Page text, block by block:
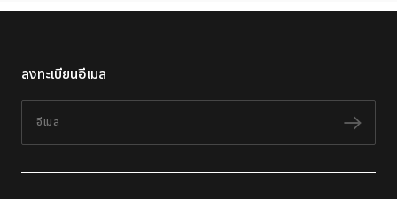
ลงทะเบียนอีเมล
ติดต